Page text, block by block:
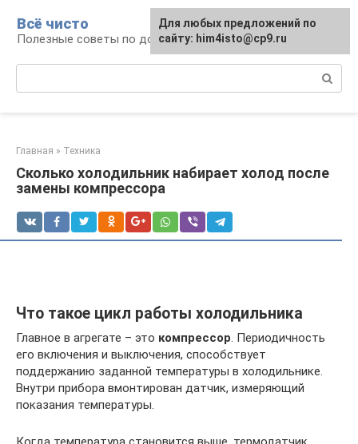
контенту
Всё чисто
Полезные советы по домоводству
Главная » Техника
Сколько холодильник набирает холод после
замены компрессора
Что такое цикл работы холодильника
Главное в агрегате – это компрессор. Периодичность
его включения и выключения, способствует
поддержанию заданной температуры в холодильнике.
Внутри прибора вмонтирован датчик, измеряющий
показания температуры.
Для любых предложений по
сайту: him4isto@cp9.ru